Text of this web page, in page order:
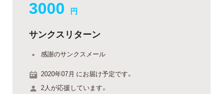
3000 円
サンクスリターン
感謝のサンクスメール
2020年07月 にお届け予定です。
2人が応援しています。